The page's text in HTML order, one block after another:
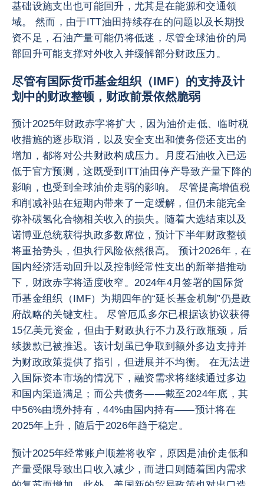
基础设施支出也可能回升，尤其是在能源和交通领
域。 然而，由于ITT油田持续存在的问题以及长期投
资不足，石油产量可能仍将低迷，尽管全球油价的局
部回升可能支撑对外收入并缓解部分财政压力。
尽管有国际货币基金组织（IMF）的支持及计
划中的财政整顿，财政前景依然脆弱
预计2025年财政赤字将扩大，因为油价走低、临时税
收措施的逐步取消，以及安全支出和债务偿还支出的
增加，都将对公共财政构成压力。月度石油收入已远
低于官方预测，这既受到ITT油田停产导致产量下降的
影响，也受到全球油价走弱的影响。 尽管提高增值税
和削减补贴在短期内带来了一定缓解，但仍未能完全
弥补碳氢化合物相关收入的损失。随着大选结束以及
诺博亚总统获得执政多数席位，预计下半年财政整顿
将重拾势头，但执行风险依然很高。 预计2026年，在
国内经济活动回升以及控制经常性支出的新举措推动
下，财政赤字将适度收窄。2024年4月签署的国际货
币基金组织（IMF）为期四年的“延长基金机制”仍是政
府战略的关键支柱。 尽管厄瓜多尔已根据该协议获得
15亿美元资金，但由于财政执行不力及行政瓶颈，后
续拨款已被推迟。该计划虽已争取到额外多边支持并
为财政政策提供了指引，但进展并不均衡。 在无法进
入国际资本市场的情况下，融资需求将继续通过多边
和国内渠道满足；而公共债务——截至2024年底，其
中56%由境外持有，44%由国内持有——预计将在
2025年上升，随后于2026年趋于稳定。
预计2025年经常账户顺差将收窄，原因是油价走低和
产量受限导致出口收入减少，而进口则随着国内需求